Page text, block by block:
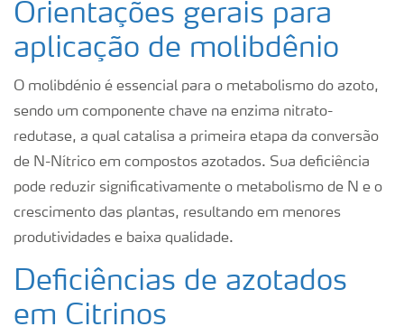
Orientações gerais para
aplicação de molibdênio
O molibdénio é essencial para o metabolismo do azoto,
sendo um componente chave na enzima nitrato-
redutase, a qual catalisa a primeira etapa da conversão
de N-Nítrico em compostos azotados. Sua deficiência
pode reduzir significativamente o metabolismo de N e o
crescimento das plantas, resultando em menores
produtividades e baixa qualidade.
Deficiências de azotados
em Citrinos